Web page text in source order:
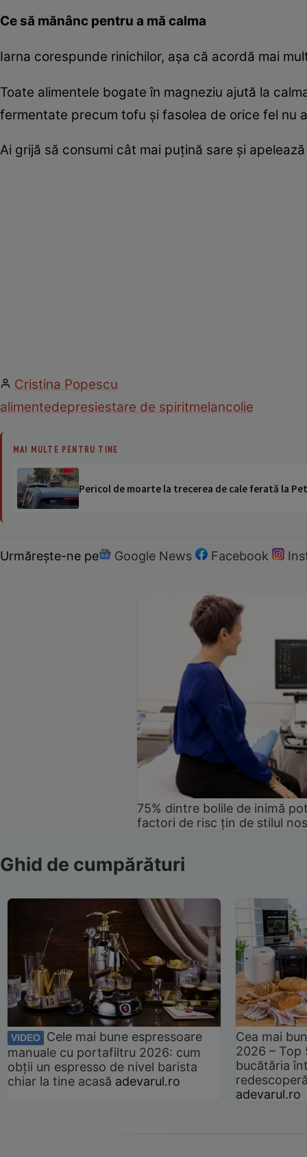
Ce să mănânc pentru a mă calma
Iarna corespunde rinichilor, aşa că acordă mai
Toate alimentele bogate în magneziu ajută la
fermentate precum tofu şi fasolea de orice fel nu
Ai grijă să consumi cât mai puţină sare şi
Cristina Popescu
alimentedepresiestare de spiritmelancolie
MAI MULTE PENTRU TINE
Pericol de moarte la trecerea de cale ferată la
Urmărește-ne pe Google News Facebook
75% dintre bolile de inimă
factori de risc țin de stilul
Ghid de cumpărături
VIDEO
Cele mai bune espressoare
manuale cu portafiltru 2026: cum
obții un espresso de nivel barista
chiar la tine acasă adevarul.ro
Cea mai
2026 –
bucătăria
adevarul.ro